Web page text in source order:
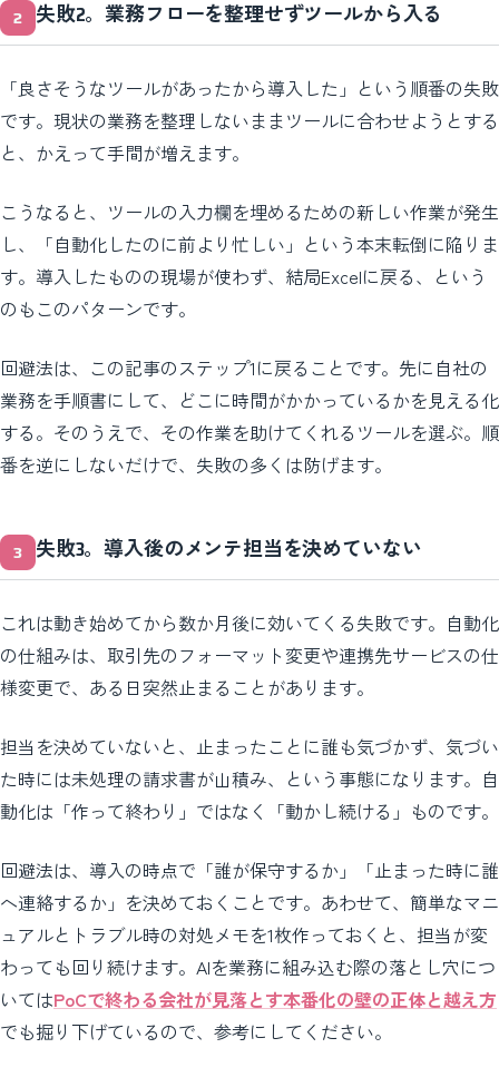
失敗2。業務フローを整理せずツールから入る
「良さそうなツールがあったから導入した」という順番の失敗
です。現状の業務を整理しないままツールに合わせようとする
と、かえって手間が増えます。
こうなると、ツールの入力欄を埋めるための新しい作業が発生
し、「自動化したのに前より忙しい」という本末転倒に陥りま
す。導入したものの現場が使わず、結局Excelに戻る、という
のもこのパターンです。
回避法は、この記事のステップ1に戻ることです。先に自社の
業務を手順書にして、どこに時間がかかっているかを見える化
する。そのうえで、その作業を助けてくれるツールを選ぶ。順
番を逆にしないだけで、失敗の多くは防げます。
失敗3。導入後のメンテ担当を決めていない
これは動き始めてから数か月後に効いてくる失敗です。自動化
の仕組みは、取引先のフォーマット変更や連携先サービスの仕
様変更で、ある日突然止まることがあります。
担当を決めていないと、止まったことに誰も気づかず、気づい
た時には未処理の請求書が山積み、という事態になります。自
動化は「作って終わり」ではなく「動かし続ける」ものです。
回避法は、導入の時点で「誰が保守するか」「止まった時に誰
へ連絡するか」を決めておくことです。あわせて、簡単なマニ
ュアルとトラブル時の対処メモを1枚作っておくと、担当が変
わっても回り続けます。AIを業務に組み込む際の落とし穴につ
いてはPoCで終わる会社が見落とす本番化の壁の正体と越え方
でも掘り下げているので、参考にしてください。